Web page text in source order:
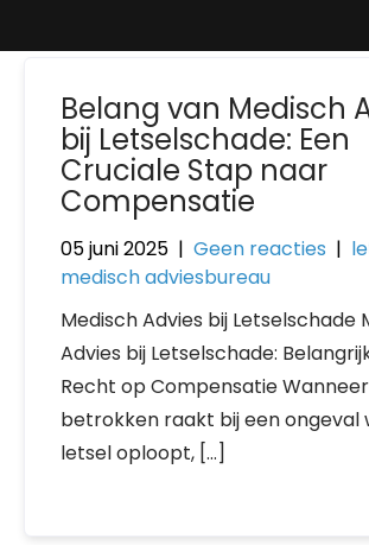
Belang van Medisch
bij Letselschade: Een
Cruciale Stap naar
Compensatie
05 juni 2025 | Geen reacties |
medisch adviesbureau
Medisch Advies bij Letselschade
Advies bij Letselschade:
Recht op Compensatie
betrokken raakt bij een ongeval
letsel oploopt, […]